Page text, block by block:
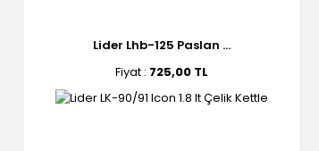
Lider Lhb-125 Paslan ...
Fiyat : 725,00 TL